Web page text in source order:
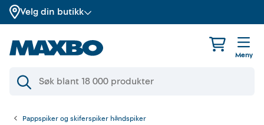
Velg din butikk
Meny
Pappspiker og skiferspiker håndspiker